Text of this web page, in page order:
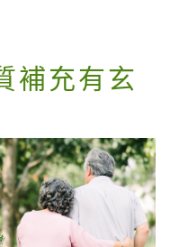
補充有玄